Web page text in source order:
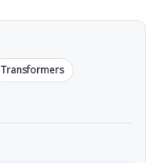
Transformers